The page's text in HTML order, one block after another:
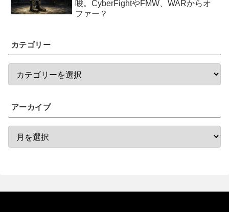
唆。CyberFightやFMW、WARからオ
ファー？
カテゴリー
アーカイブ